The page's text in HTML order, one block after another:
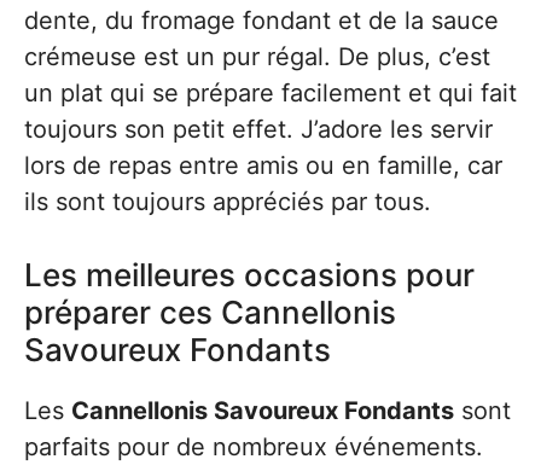
dente, du fromage fondant et de la sauce
crémeuse est un pur régal. De plus, c’est
un plat qui se prépare facilement et qui fait
toujours son petit effet. J’adore les servir
lors de repas entre amis ou en famille, car
ils sont toujours appréciés par tous.
Les meilleures occasions pour
préparer ces Cannellonis
Savoureux Fondants
Les Cannellonis Savoureux Fondants sont
parfaits pour de nombreux événements.